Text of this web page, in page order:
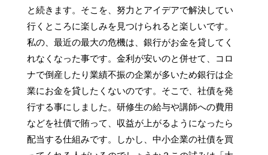
と続きます。そこを、努力とアイデアで解決してい
行くところに楽しみを見つけられると楽しいです。
私の、最近の最大の危機は、銀行がお金を貸してく
れなくなった事です。金利が安いのと併せて、コロ
ナで倒産したり業績不振の企業が多いため銀行は企
業にお金を貸したくないのです。そこで、社債を発
行する事にしました。研修生の給与や講師への費用
などを社債で賄って、収益が上がるようになったら
配当する仕組みです。しかし、中小企業の社債を買